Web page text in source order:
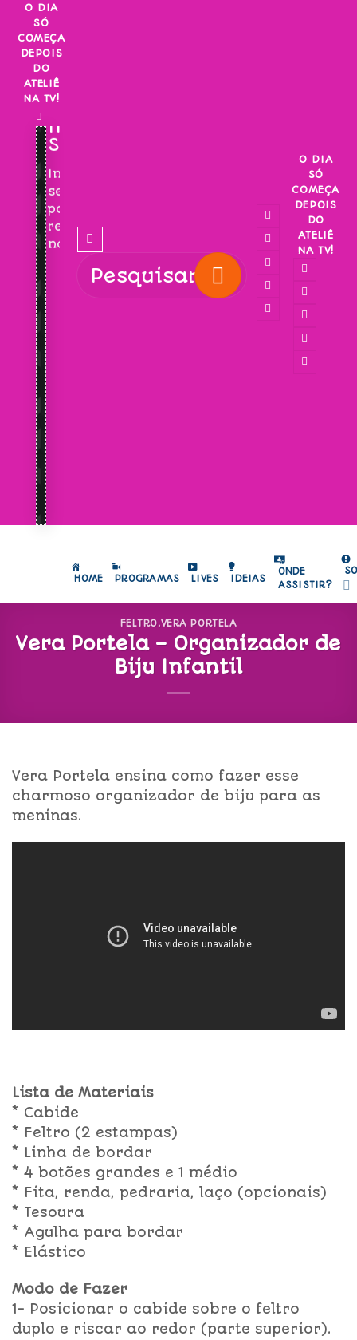
Skip
content
O DIA
SÓ
COMEÇA
DEPOIS
DO
ATELIÊ
NA TV!
INSCREVA-
SE!
Inscreva-
se
para
receber
novidades!
O DIA
SÓ
COMEÇA
DEPOIS
DO
ATELIÊ
NA TV!
HOME PROGRAMAS LIVES IDEIAS
ONDE
ASSISTIR?
FELTRO,VERA PORTELA
Vera Portela – Organizador de
Biju Infantil
Vera Portela ensina como fazer esse
charmoso organizador de biju para as
meninas.
Lista de Materiais
* Cabide
* Feltro (2 estampas)
* Linha de bordar
* 4 botões grandes e 1 médio
* Fita, renda, pedraria, laço (opcionais)
* Tesoura
* Agulha para bordar
* Elástico
Modo de Fazer
1- Posicionar o cabide sobre o feltro
duplo e riscar ao redor (parte superior).